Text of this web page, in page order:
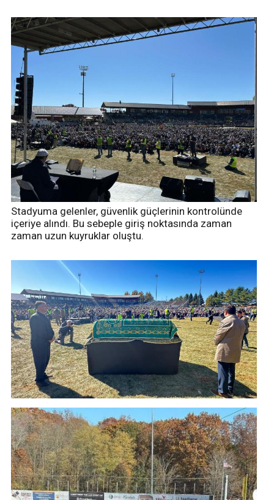
Stadyuma gelenler, güvenlik güçlerinin kontrolünde
içeriye alındı. Bu sebeple giriş noktasında zaman
zaman uzun kuyruklar oluştu.